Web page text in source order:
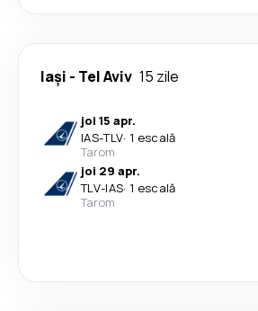
Iași - Tel Aviv 15 zile
joi 15 apr.
IAS-TLV· 1 escală
Tarom
joi 29 apr.
TLV-IAS· 1 escală
Tarom